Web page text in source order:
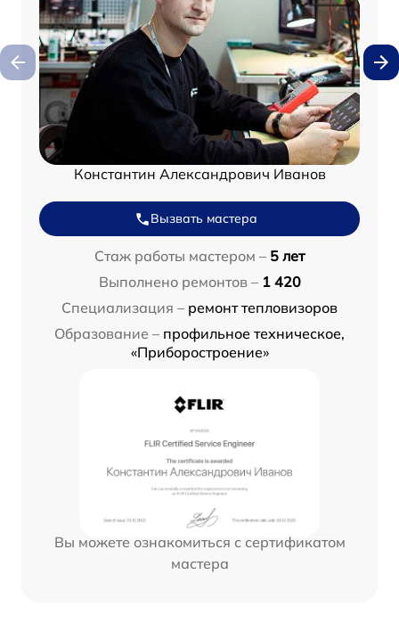
Константин Александрович Иванов
Вызвать мастера
Стаж работы мастером – 5 лет
Выполнено ремонтов – 1 420
Специализация – ремонт тепловизоров
Образование – профильное техническое,
«Приборостроение»
Вы можете ознакомиться с сертификатом
мастера